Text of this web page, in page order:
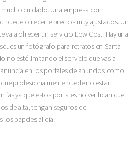
mucho cuidado. Una empresa con
puede ofrecerte precios muy ajustados. Un
va a ofrecer un servicio Low Cost. Hay una
un fotógrafo para retratos en Santa
no esté limitando el servicio que vas a
en los portales de anuncios como
que profesionalmente puede no estar
ya que estos portales no verifican que
de alta, tengan seguros de
los papeles al día.